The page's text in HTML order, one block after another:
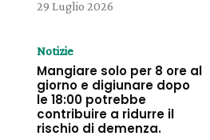
29 Luglio 2026
Notizie
Mangiare solo per 8 ore al
giorno e digiunare dopo
le 18:00 potrebbe
contribuire a ridurre il
rischio di demenza.